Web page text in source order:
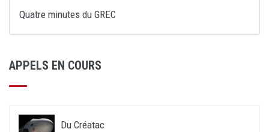
Quatre minutes du GREC
APPELS EN COURS
Du Créatac